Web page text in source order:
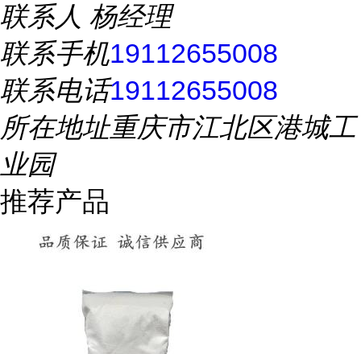
联系人 杨经理
联系手机19112655008
联系电话19112655008
所在地址重庆市江北区港城工
业园
推荐产品